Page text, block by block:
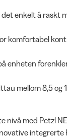
enkelt å raskt
komfortabel
enheten
mellom 8,5 og
nivå med Petzl